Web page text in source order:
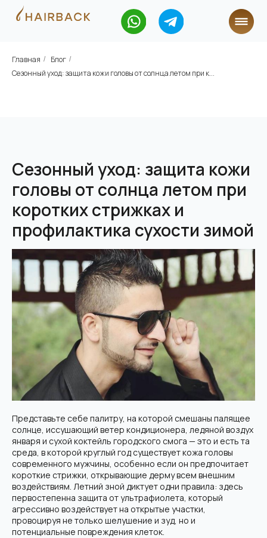
Главная / Блог /
Сезонный уход: защита кожи головы от солнца летом при к...
Сезонный уход: защита кожи
головы от солнца летом при
коротких стрижках и
профилактика сухости зимой
Представьте себе палитру, на которой смешаны палящее
солнце, иссушающий ветер кондиционера, ледяной воздух
января и сухой коктейль городского смога — это и есть та
среда, в которой круглый год существует кожа головы
современного мужчины, особенно если он предпочитает
короткие стрижки, открывающие дерму всем внешним
воздействиям. Летний зной диктует одни правила: здесь
первостепенна защита от ультрафиолета, который
агрессивно воздействует на открытые участки,
провоцируя не только шелушение и зуд, но и
потенциальные повреждения клеток.